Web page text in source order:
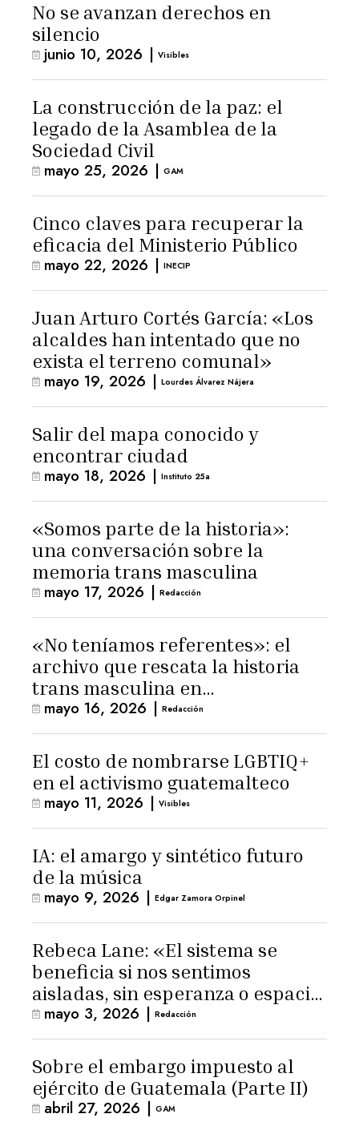
No se avanzan derechos en
silencio
junio 10, 2026 | Visibles
La construcción de la paz: el
legado de la Asamblea de la
Sociedad Civil
mayo 25, 2026 | GAM
Cinco claves para recuperar la
eficacia del Ministerio Público
mayo 22, 2026 | INECIP
Juan Arturo Cortés García: «Los
alcaldes han intentado que no
exista el terreno comunal»
mayo 19, 2026 | Lourdes Álvarez Nájera
Salir del mapa conocido y
encontrar ciudad
mayo 18, 2026 | Instituto 25a
«Somos parte de la historia»:
una conversación sobre la
memoria trans masculina
mayo 17, 2026 | Redacción
«No teníamos referentes»: el
archivo que rescata la historia
trans masculina en
Latinoamérica
mayo 16, 2026 | Redacción
El costo de nombrarse LGBTIQ+
en el activismo guatemalteco
mayo 11, 2026 | Visibles
IA: el amargo y sintético futuro
de la música
mayo 9, 2026 | Edgar Zamora Orpinel
Rebeca Lane: «El sistema se
beneficia si nos sentimos
aisladas, sin esperanza o espacio
para la ternura»
mayo 3, 2026 | Redacción
Sobre el embargo impuesto al
ejército de Guatemala (Parte II)
abril 27, 2026 | GAM